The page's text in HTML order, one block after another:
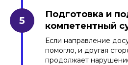
Подготовка и
компетентный
Если направление
помогло, и другая
продолжает